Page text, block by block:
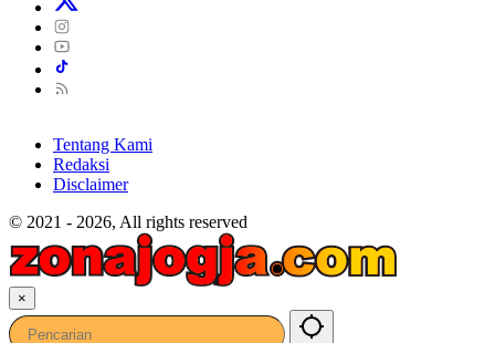
Tentang Kami
Redaksi
Disclaimer
© 2021 - 2026, All rights reserved
×